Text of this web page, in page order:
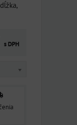
s DPH